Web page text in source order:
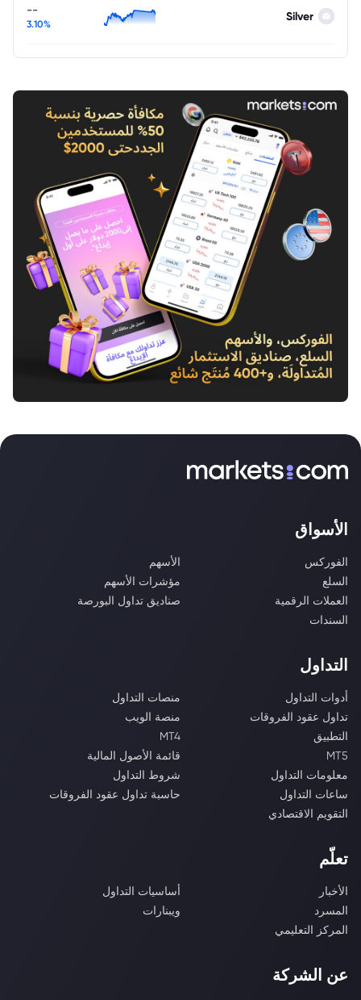
Silver
--
3.10%
الأسواق
الفوركس
الأسهم
السلع
مؤشرات الأسهم
العملات الرقمية
صناديق تداول البورصة
السندات
التداول
أدوات التداول
منصات التداول
تداول عقود الفروقات
منصة الويب
التطبيق
MT4
MT5
قائمة الأصول المالية
معلومات التداول
شروط التداول
ساعات التداول
حاسبة تداول عقود الفروقات
التقويم الاقتصادي
تعلّم
الأخبار
أساسيات التداول
المسرد
ويبنارات
المركز التعليمي
عن الشركة